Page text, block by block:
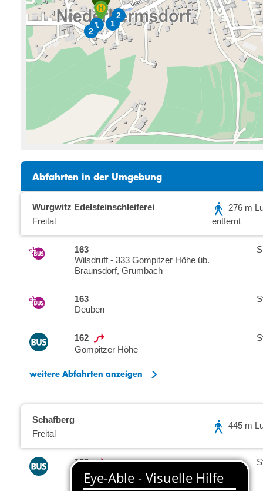
2
1
1
2
Abfahrten in der Umgebung
Wurgwitz Edelsteinschleiferei
Freital
276 m
entfernt
163
Wilsdruff - 333 Gompitzer Höhe üb.
Braunsdorf, Grumbach
163
Deuben
162
Gompitzer Höhe
weitere Abfahrten anzeigen
Schafberg
Freital
445 m
162
S-Bf. Dobritz